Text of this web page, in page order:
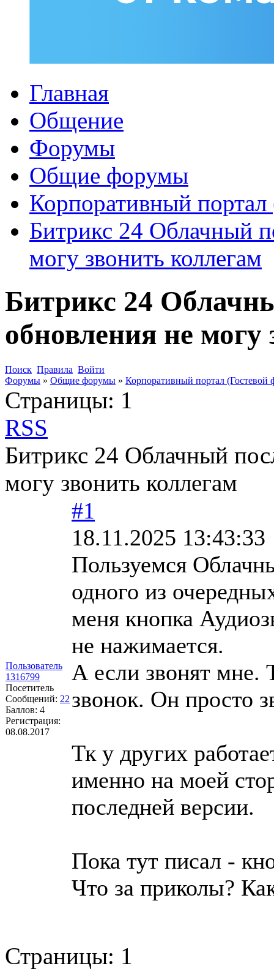
Главная
Общение
Форумы
Общие форумы
Корпоративный
Битрикс 24 Облачный
могу звонить коллегам
Битрикс 24
обновления не могу
Поиск Правила Войти
Форумы » Общие форумы » Корпоративный портал (Гостевой
Страницы: 1
RSS
Битрикс 24 Облачный
могу звонить коллегам
Пользователь
1316799
Посетитель
Сообщений: 22
Баллов: 4
Регистрация:
08.08.2017
#1
18.11.2025 13:43:33
Пользуемся
одного из
меня кнопка
не нажимается.
А если звонят мне.
звонок. Он просто
Тк у других
именно на моей
последней версии.
Пока тут писал -
Что за приколы?
Страницы: 1